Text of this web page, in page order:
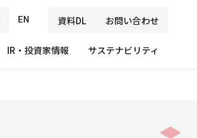
EN 資料DL お問い合わせ
IR・投資家情報 サステナビリティ